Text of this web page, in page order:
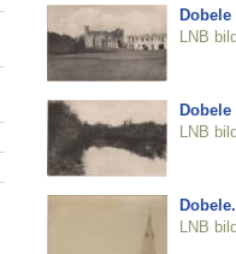
Dobele
LNB
Dobele
LNB
LNB